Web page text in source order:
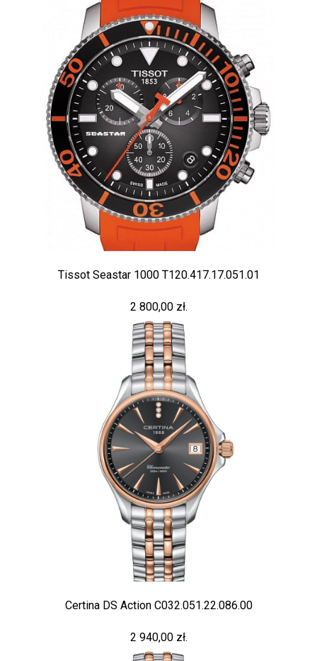
Tissot Seastar 1000 T120.417.17.051.01
2 800,00 zł.
Certina DS Action C032.051.22.086.00
2 940,00 zł.